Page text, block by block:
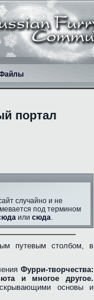
портал
случайно и не
под термином
или сюда.
путевым столбом, в
Фурри-творчества:
и многое другое.
основы и